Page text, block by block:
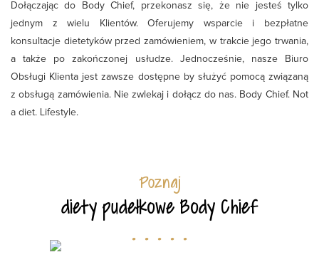
Dołączając do Body Chief, przekonasz się, że nie jesteś tylko
jednym z wielu Klientów. Oferujemy wsparcie i bezpłatne
konsultacje dietetyków przed zamówieniem, w trakcie jego trwania,
a także po zakończonej usłudze. Jednocześnie, nasze Biuro
Obsługi Klienta jest zawsze dostępne by służyć pomocą związaną
z obsługą zamówienia. Nie zwlekaj i dołącz do nas. Body Chief. Not
a diet. Lifestyle.
Poznaj
diety pudełkowe Body Chief
. . . . .